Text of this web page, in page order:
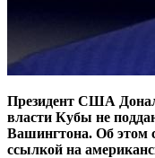
Президент США
власти Кубы не
Вашингтона. Об этом
ссылкой на